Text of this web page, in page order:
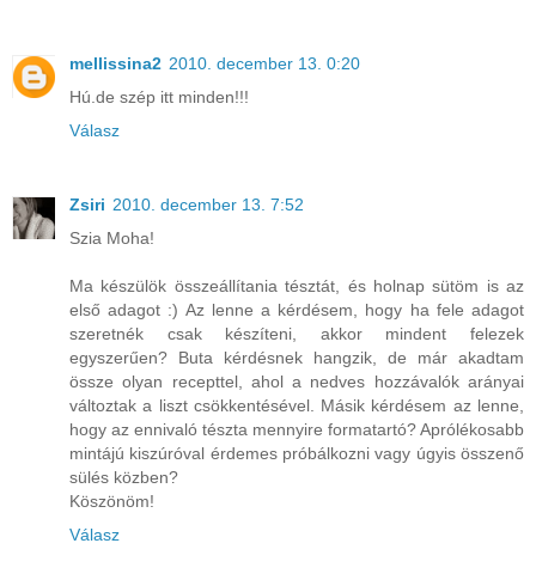
mellissina2 2010. december 13. 0:20
Hú.de szép itt minden!!!
Válasz
Zsiri 2010. december 13. 7:52
Szia Moha!
Ma készülök összeállítania tésztát, és holnap sütöm is az
első adagot :) Az lenne a kérdésem, hogy ha fele adagot
szeretnék csak készíteni, akkor mindent felezek
egyszerűen? Buta kérdésnek hangzik, de már akadtam
össze olyan recepttel, ahol a nedves hozzávalók arányai
változtak a liszt csökkentésével. Másik kérdésem az lenne,
hogy az ennivaló tészta mennyire formatartó? Aprólékosabb
mintájú kiszúróval érdemes próbálkozni vagy úgyis összenő
sülés közben?
Köszönöm!
Válasz